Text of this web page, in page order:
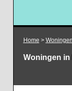
Home >
Woningen in